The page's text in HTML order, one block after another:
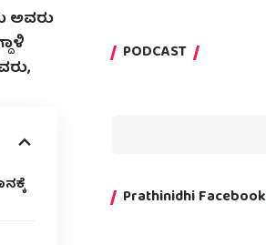
ಅವರು
PODCAST
Prathinidhi Facebook